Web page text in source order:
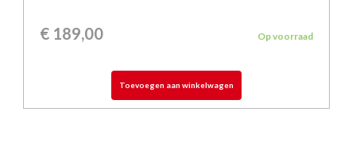
€ 189,00 Op voorraad
Toevoegen aan winkelwagen